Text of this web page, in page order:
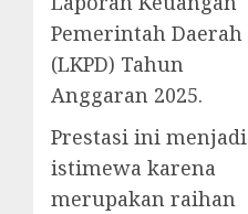
Pemerintah Daerah
(LKPD) Tahun
Anggaran 2025.
Prestasi ini menjadi
istimewa karena
merupakan raihan